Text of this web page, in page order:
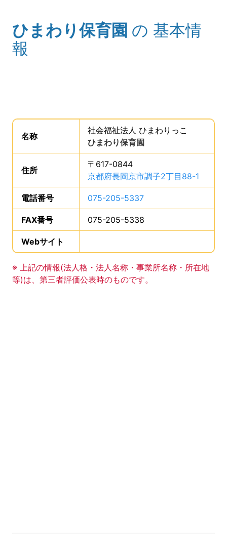
(タイトル)
ひまわり保育園 の 基本情
報
事業所の基礎データを読み上げます。
名称は、
社会福祉法人 ひまわりっこ
ひまわり保育園
住所
〒617-0844
京都府長岡京市調子2丁目88-1
電話番号 075-205-5337
FAX番号 075-205-5338
Webサイト
事業所の基礎データの読み上げは以上です。
※ 上記の情報(法人格・法人名称・事業所名称・所在地
等)は、第三者評価公表時のものです。